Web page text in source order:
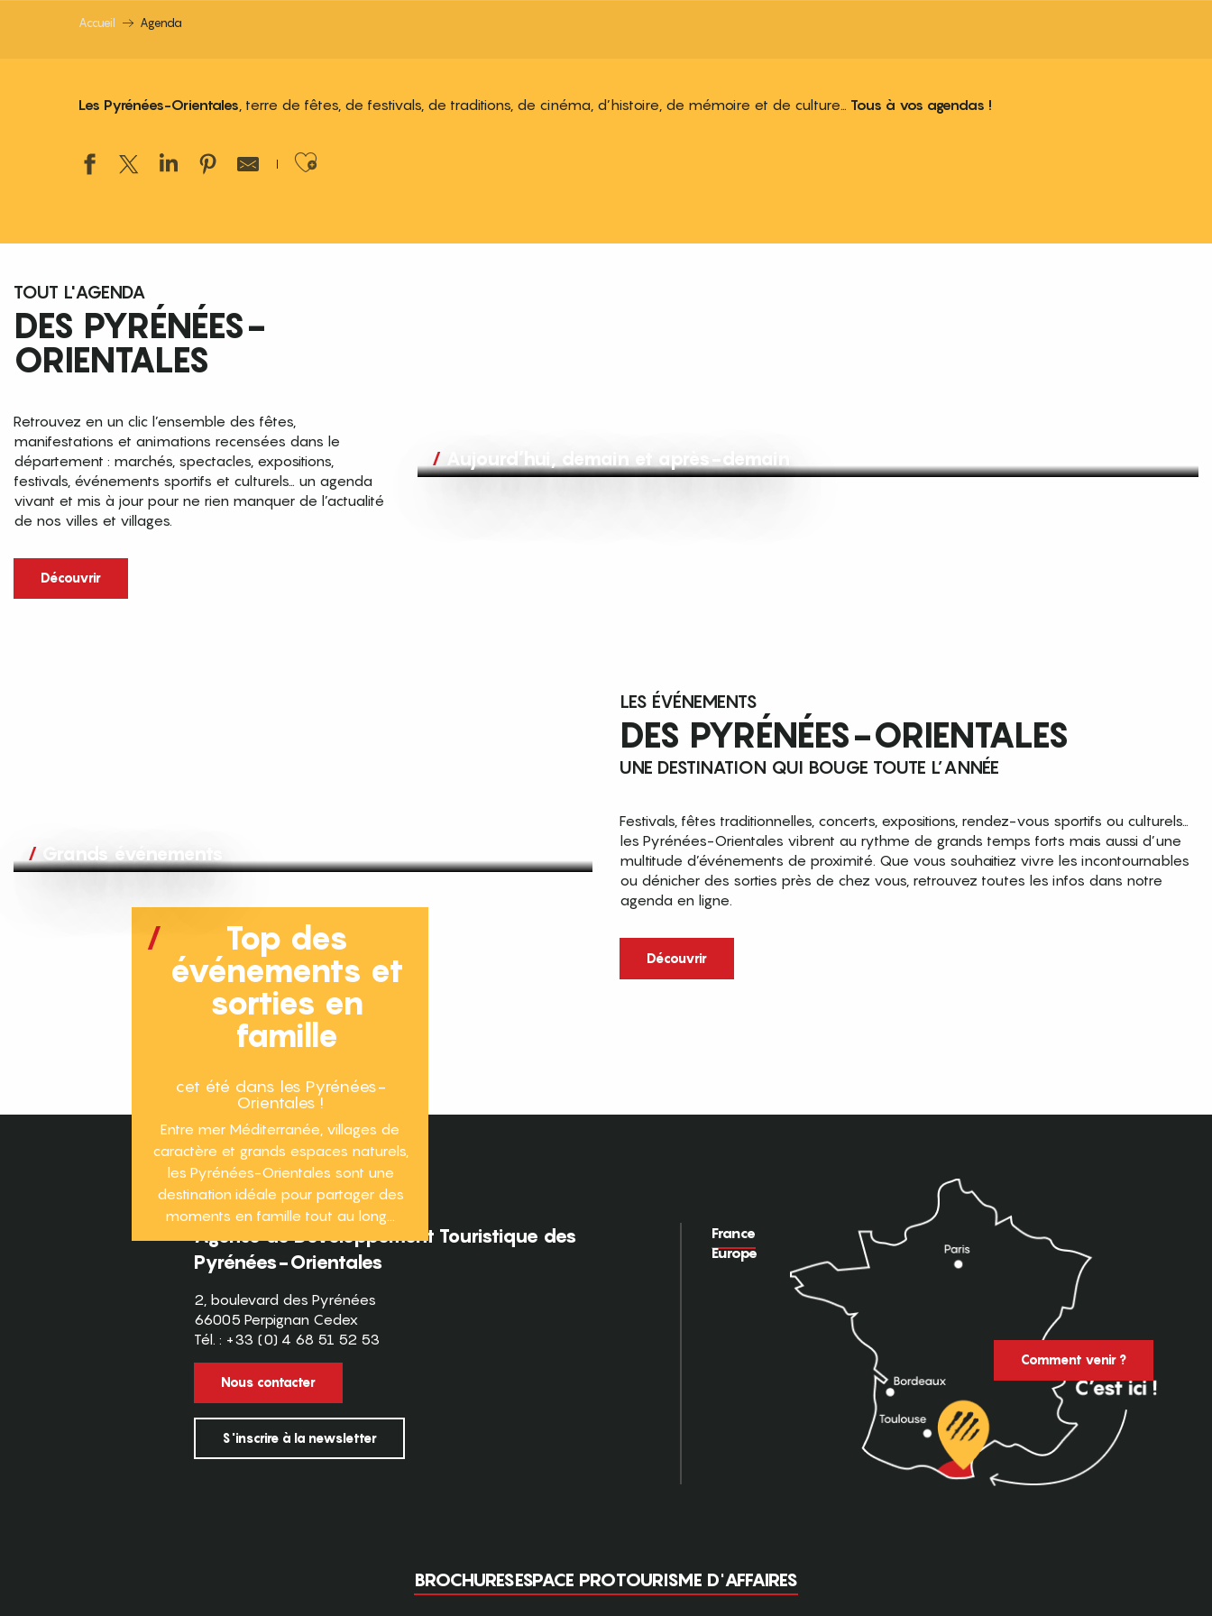
Accueil Agenda
Les Pyrénées-Orientales, terre de fêtes, de festivals, de traditions, de cinéma, d’histoire, de mémoire et de culture… Tous à vos agendas !
Ajouter aux favoris
TOUT L'AGENDA
DES PYRÉNÉES-
ORIENTALES
Retrouvez en un clic l’ensemble des fêtes,
manifestations et animations recensées dans le
département : marchés, spectacles, expositions,
festivals, événements sportifs et culturels… un agenda
vivant et mis à jour pour ne rien manquer de l’actualité
de nos villes et villages.
Découvrir
Aujourd’hui, demain et après-demain
Grands événements
LES ÉVÉNEMENTS
DES PYRÉNÉES-ORIENTALES
UNE DESTINATION QUI BOUGE TOUTE L’ANNÉE
Festivals, fêtes traditionnelles, concerts, expositions, rendez-vous sportifs ou culturels…
les Pyrénées-Orientales vibrent au rythme de grands temps forts mais aussi d’une
multitude d’événements de proximité. Que vous souhaitiez vivre les incontournables
ou dénicher des sorties près de chez vous, retrouvez toutes les infos dans notre
agenda en ligne.
Découvrir
Top des
événements et
sorties en
famille
cet été dans les Pyrénées-
Orientales !
Entre mer Méditerranée, villages de
caractère et grands espaces naturels,
les Pyrénées-Orientales sont une
destination idéale pour partager des
moments en famille tout au long...
Agence de Développement Touristique des
Pyrénées-Orientales
2, boulevard des Pyrénées
66005 Perpignan Cedex
Tél. : +33 (0) 4 68 51 52 53
Nous contacter
S'inscrire à la newsletter
France
Europe
Comment venir ?
BROCHURESESPACE PROTOURISME D'AFFAIRES